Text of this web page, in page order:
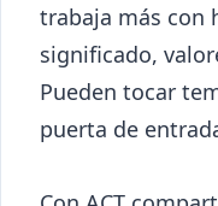
trabaja más con
significado,
Pueden tocar
puerta de